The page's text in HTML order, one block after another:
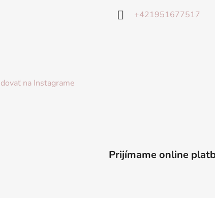
na Instagrame
+421951677517
Prijímame online